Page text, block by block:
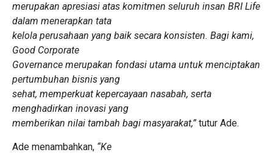
merupakan apresiasi atas komitmen seluruh insan BRI Life
dalam menerapkan tata
kelola perusahaan yang baik secara konsisten. Bagi kami,
Good Corporate
Governance merupakan fondasi utama untuk menciptakan
pertumbuhan bisnis yang
sehat, memperkuat kepercayaan nasabah, serta
menghadirkan inovasi yang
memberikan nilai tambah bagi masyarakat,” tutur Ade.
Ade menambahkan, “Ke